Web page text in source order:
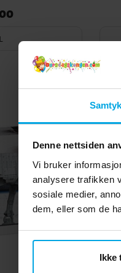
Denne nettsiden
Vi bruker
analysere trafikken
sosiale medier,
dem, eller som de
Ikke